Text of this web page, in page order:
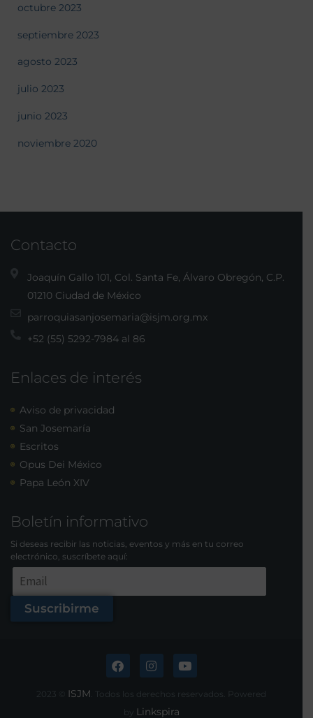
octubre 2023
septiembre 2023
agosto 2023
julio 2023
junio 2023
noviembre 2020
Contacto
Joaquín Gallo 101, Col. Santa Fe, Álvaro Obregón, C.P.
01210 Ciudad de México
parroquiasanjosemaria@isjm.org.mx
+52 (55) 5292-7984 al 86
Enlaces de interés
Aviso de privacidad
San Josemaría
Escritos
Opus Dei México
Papa León XIV
Boletín informativo
Si deseas recibir las noticias, eventos y más en tu correo
electrónico, suscríbete aquí:
Suscribirme
2023 © ISJM . Todos los derechos reservados. Powered
by Linkspira